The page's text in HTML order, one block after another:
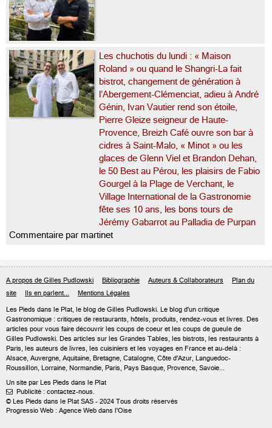
Les chuchotis du lundi : « Maison
Roland » ou quand le Shangri-La fait
bistrot, changement de génération à
l’Abergement-Clémenciat, adieu à André
Génin, Ivan Vautier rend son étoile,
Pierre Gleize seigneur de Haute-
Provence, Breizh Café ouvre son bar à
cidres à Saint-Malo, « Minot » ou les
glaces de Glenn Viel et Brandon Dehan,
le 50 Best au Pérou, les plaisirs de Fabio
Gourgel à la Plage de Verchant, le
Village International de la Gastronomie
fête ses 10 ans, les bons tours de
Jérémy Gabarrot au Palladia de Purpan
Commentaire par martinet
A propos de Gilles Pudlowski Bibliographie Auteurs & Collaborateurs
Plan du
site
Ils en parlent... Mentions Légales
Les Pieds dans le Plat, le blog de Gilles Pudlowski. Le blog d'un critique
Gastronomique : critiques de restaurants, hôtels, produits, rendez-vous et livres. Des
articles pour vous faire découvrir les coups de coeur et les coups de gueule de
Gilles Pudlowski. Des articles sur les Grandes Tables, les bistrots, les restaurants à
Paris, les auteurs de livres, les cuisiniers et les voyages en France et au-delà :
Alsace, Auvergne, Aquitaine, Bretagne, Catalogne, Côte d'Azur, Languedoc-
Roussillon, Lorraine, Normandie, Paris, Pays Basque, Provence, Savoie...
Un site par Les Pieds dans le Plat
 Publicité : contactez-nous.
© Les Pieds dans le Plat SAS - 2024 Tous droits réservés
Progressio Web : Agence Web dans l'Oise